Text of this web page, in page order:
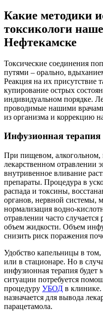
Какие методики
токсикологи
Нефтекамске
Токсические соединения
путями – орально,
Реакция на их присутствие
купирование острых
индивидуальном порядке.
проводимые нашими
из организма и коррекцию
Инфузионная терапия
При пищевом, алкогольном,
лекарственном отравлении
внутривенное вливание
препараты. Процедура в
распада и токсины,
органов, нервной системы,
нормализация водно-
отравлении часто
объем жидкости. Объем
снизить риск поражения
Удобство капельницы в
или в стационаре. Но в
инфузионная терапия
ситуации потребуется
процедуру УБОД в
назначается для вывода
парацетамола.